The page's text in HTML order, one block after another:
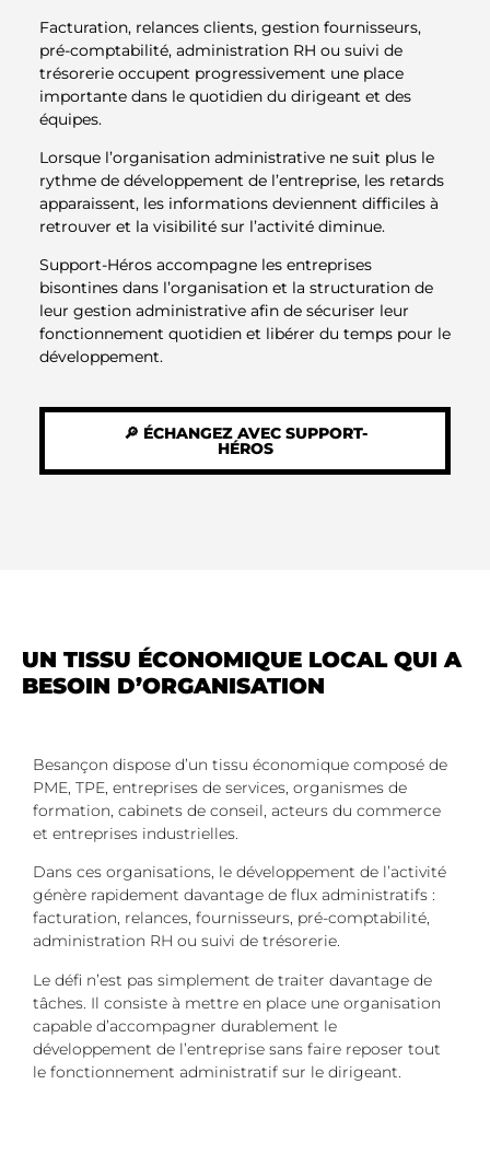
Facturation, relances clients, gestion fournisseurs,
pré-comptabilité, administration RH ou suivi de
trésorerie occupent progressivement une place
importante dans le quotidien du dirigeant et des
équipes.
Lorsque l’organisation administrative ne suit plus le
rythme de développement de l’entreprise, les retards
apparaissent, les informations deviennent difficiles à
retrouver et la visibilité sur l’activité diminue.
Support-Héros accompagne les entreprises
bisontines dans l’organisation et la structuration de
leur gestion administrative afin de sécuriser leur
fonctionnement quotidien et libérer du temps pour le
développement.
🔎 ÉCHANGEZ AVEC SUPPORT-
HÉROS
UN TISSU ÉCONOMIQUE LOCAL QUI A
BESOIN D’ORGANISATION
Besançon dispose d’un tissu économique composé de
PME, TPE, entreprises de services, organismes de
formation, cabinets de conseil, acteurs du commerce
et entreprises industrielles.
Dans ces organisations, le développement de l’activité
génère rapidement davantage de flux administratifs :
facturation, relances, fournisseurs, pré-comptabilité,
administration RH ou suivi de trésorerie.
Le défi n’est pas simplement de traiter davantage de
tâches. Il consiste à mettre en place une organisation
capable d’accompagner durablement le
développement de l’entreprise sans faire reposer tout
le fonctionnement administratif sur le dirigeant.